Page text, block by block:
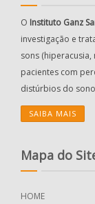
O Instituto Ganz
investigação e
sons
pacientes com
distúrbios do
SAIBA MAIS
Mapa do
HOME